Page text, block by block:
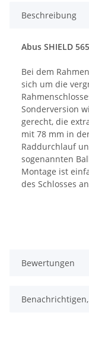
Beschreibung
Abus SHIELD
Bei dem
sich um die
Sonderversion
gerecht, die
mit 78 mm in
Raddurchlauf
sogenannten
Montage ist
des Schlosses
Bewertungen